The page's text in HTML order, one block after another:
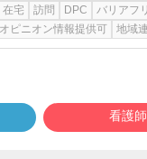
在宅
訪問 DPC バリアフ
ピニオン情報提供可
地域
看護